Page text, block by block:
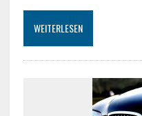
WEITERLESEN